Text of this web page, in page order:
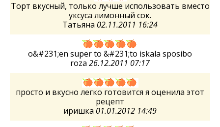
Торт вкусный, только лучше использовать вместо
уксуса лимонный сок.
Татьяна 02.11.2011 16:24
o&#231;en super to &#231;to iskala sposibo
roza 26.12.2011 07:17
просто и вкусно легко готовится я оценила этот
рецепт
иришка 01.01.2012 14:49